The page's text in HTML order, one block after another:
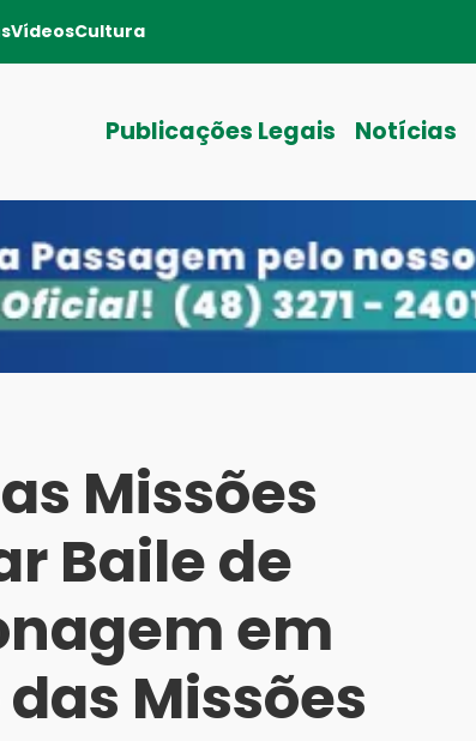
VídeosCultura
Publicações Legais Notícias
Missões
Baile de
em
Missões